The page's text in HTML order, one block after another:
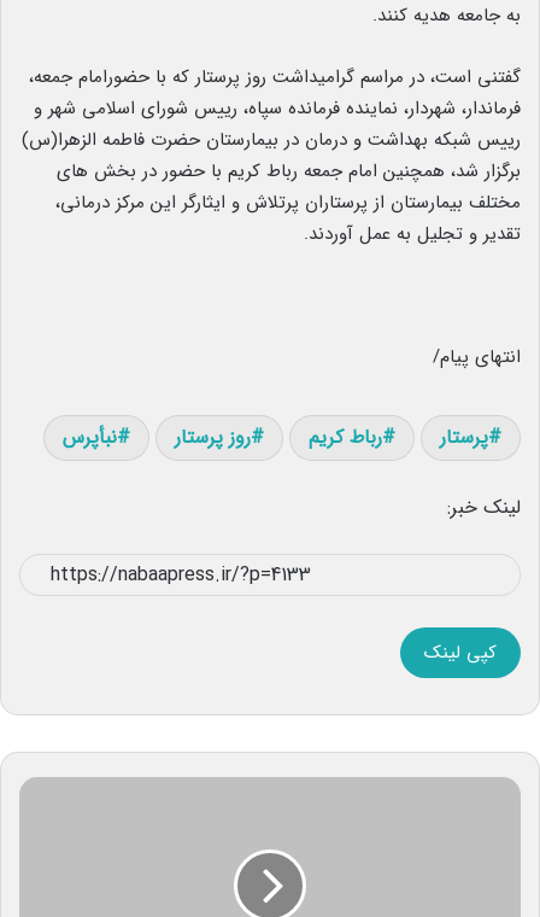
به جامعه هدیه کنند.
گفتنی است، در مراسم گرامیداشت روز پرستار که با حضورامام جمعه،
فرماندار، شهردار، نماینده فرمانده سپاه، رییس شورای اسلامی شهر و
رییس شبکه بهداشت و درمان در بیمارستان حضرت فاطمه الزهرا(س)
برگزار شد، همچنین امام جمعه رباط کریم با حضور در بخش های
مختلف بیمارستان از پرستاران پرتلاش و ایثارگر این مرکز درمانی،
تقدیر و تجلیل به عمل آوردند.
انتهای پیام/
پرستار رباط کریم روز پرستار نبأپرس
لینک خبر:
کپی لینک